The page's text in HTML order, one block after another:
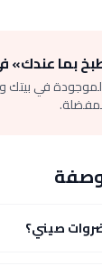
بما عندك»
في
صيني؟